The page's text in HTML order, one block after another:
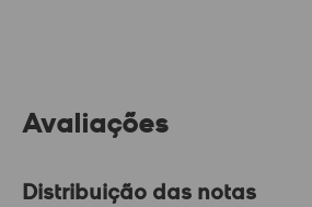
Avaliações
Distribuição das notas